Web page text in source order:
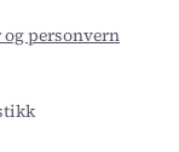
personvern